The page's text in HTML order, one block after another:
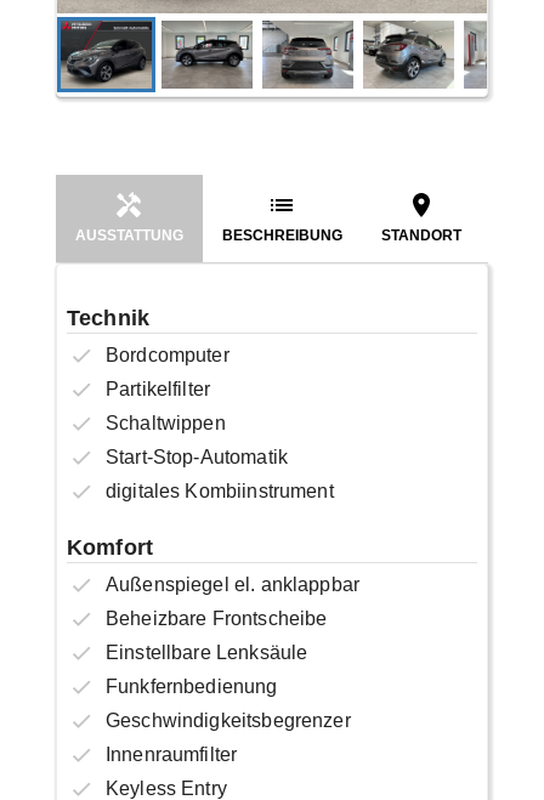
AUSSTATTUNG BESCHREIBUNG STANDORT
Technik
Bordcomputer
Partikelfilter
Schaltwippen
Start-Stop-Automatik
digitales Kombiinstrument
Komfort
Außenspiegel el. anklappbar
Beheizbare Frontscheibe
Einstellbare Lenksäule
Funkfernbedienung
Geschwindigkeitsbegrenzer
Innenraumfilter
Keyless Entry